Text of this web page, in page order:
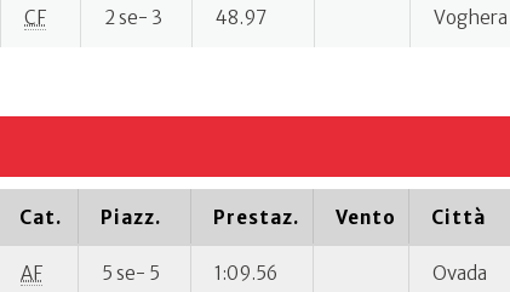
CF 2 se- 3 48.97 Voghera
Cat. Piazz. Prestaz. Vento Città
AF 5 se- 5 1:09.56 Ovada